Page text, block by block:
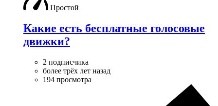
Простой
Какие есть бесплатные голосовые
движки?
2 подписчика
более трёх лет назад
194 просмотра